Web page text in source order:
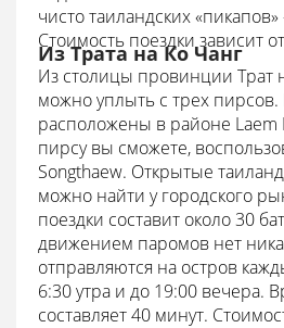
чисто таиландских
Стоимость поездки зависит
Из Трата на Ко Чанг
Из столицы провинции Трат
можно уплыть с трех пирсов.
расположены в районе Laem
пирсу вы сможете,
Songthaew. Открытые
можно найти у городского
поездки составит около 30
движением паромов нет
отправляются на остров
6:30 утра и до 19:00 вечера.
составляет 40 минут.